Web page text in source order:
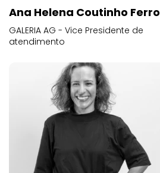
Ana Helena Coutinho Ferro
GALERIA AG - Vice Presidente de
atendimento